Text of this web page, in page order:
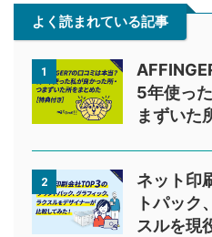
よく読まれている記事
1
5年使っ
まずいた
2
ネット印
トパック
スルを現